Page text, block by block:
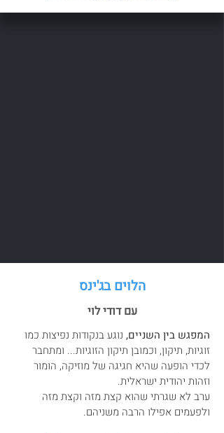
הלוים בג'ינס
עם דודי לוי
המפגש בין השניים, נוגע בנקודות נפיצות כמו
זוגיות, תיקון, וכמובן תיקון הזוגיות... ומתחבר
לכדי הופעה שהיא חגיגה של מוזיקה, הומור
וזהות יהודית ישראלית.
ערב לא שגרתי שהוא קצת מזה וקצת מזה
ולפעמים אפילו הרבה משניהם.